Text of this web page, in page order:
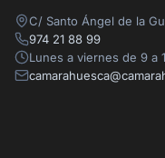
C/ Santo Ángel de la
974 21 88 99
Lunes a viernes de 9 a